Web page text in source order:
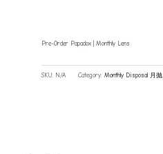
Pre-Order Papadox | Monthly Lens
SKU: N/A Category: Monthly Disposal 月抛